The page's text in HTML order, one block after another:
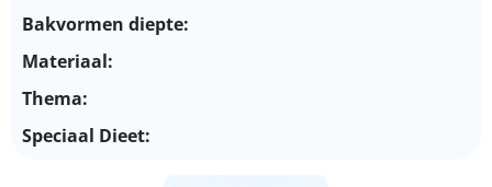
Bakvormen diepte:
Materiaal:
Thema:
Speciaal Dieet: